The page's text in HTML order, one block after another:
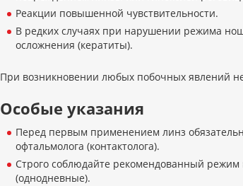
Реакции повышенной чувствительности.
В редких случаях при нарушении режима
осложнения (кератиты).
При возникновении любых побочных явлений
Особые указания
Перед первым применением линз
офтальмолога (контактолога).
Строго соблюдайте рекомендованный
(однодневные).